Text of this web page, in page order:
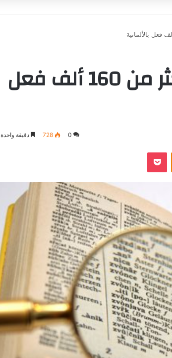
أسهل تطبيق لتعلّم أكثر من 160 ألف فعل
0
728 دقيقة واحدة
Odnoklassniki
‫Pocket